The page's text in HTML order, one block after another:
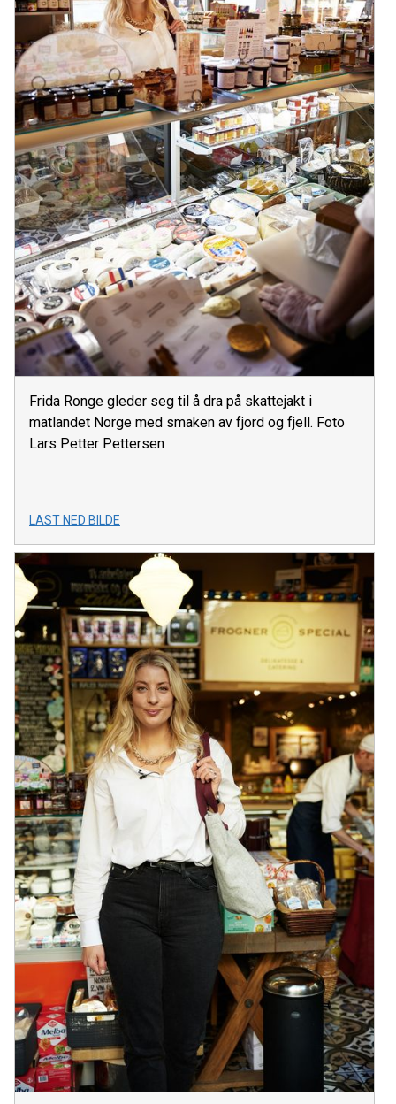
Frida Ronge gleder seg til å dra på skattejakt i
matlandet Norge med smaken av fjord og fjell. Foto
Lars Petter Pettersen
LAST NED BILDE